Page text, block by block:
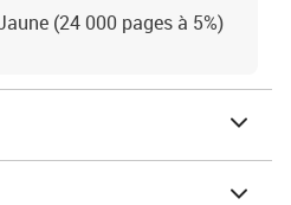
(24 000 pages à 5%)